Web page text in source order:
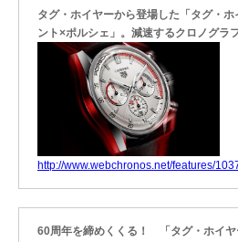
タグ・ホイヤーから登場した「タグ・
ント×ポルシェ」。減速するクロノグラ
http://www.webchronos.net/features/
60周年を締めくくる！ 「タグ・ホイヤ